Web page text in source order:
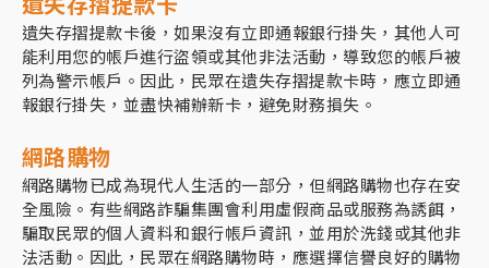
遺失存摺提款卡
遺失存摺提款卡後，如果沒有立即通報銀行掛失，其他人可
能利用您的帳戶進行盜領或其他非法活動，導致您的帳戶被
列為警示帳戶。因此，民眾在遺失存摺提款卡時，應立即通
報銀行掛失，並盡快補辦新卡，避免財務損失。
網路購物
網路購物已成為現代人生活的一部分，但網路購物也存在安
全風險。有些網路詐騙集團會利用虛假商品或服務為誘餌，
騙取民眾的個人資料和銀行帳戶資訊，並用於洗錢或其他非
法活動。因此，民眾在網路購物時，應選擇信譽良好的購物